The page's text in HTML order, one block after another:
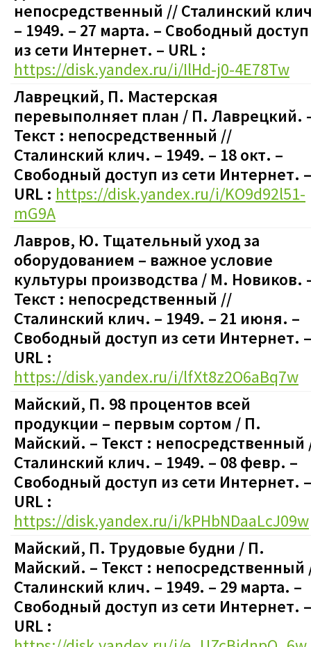
непосредственный // Сталинский
– 1949. – 27 марта. – Свободный доступ
из сети Интернет. – URL :
https://disk.yandex.ru/i/IlHd-j0-4E78Tw
Лаврецкий, П. Мастерская
перевыполняет план / П. Лаврецкий.
Текст : непосредственный //
Сталинский клич. – 1949. – 18 окт. –
Свободный доступ из сети Интернет. –
URL : https://disk.yandex.ru/i/KO9d92l51-
mG9A
Лавров, Ю. Тщательный уход за
оборудованием – важное условие
культуры производства / М. Новиков.
Текст : непосредственный //
Сталинский клич. – 1949. – 21 июня. –
Свободный доступ из сети Интернет. –
URL :
https://disk.yandex.ru/i/lfXt8z2O6aBq7w
Майский, П. 98 процентов всей
продукции – первым сортом / П.
Майский. – Текст : непосредственный
Сталинский клич. – 1949. – 08 февр. –
Свободный доступ из сети Интернет. –
URL :
https://disk.yandex.ru/i/kPHbNDaaLcJ09w
Майский, П. Трудовые будни / П.
Майский. – Текст : непосредственный
Сталинский клич. – 1949. – 29 марта. –
Свободный доступ из сети Интернет. –
URL :